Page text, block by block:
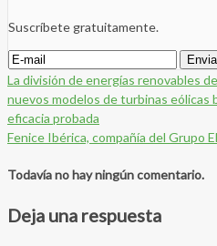
Suscríbete gratuitamente.
La división de energías renovables
nuevos modelos de turbinas eólicas
eficacia probada
Fenice Ibérica, compañía del Grupo
Todavía no hay ningún comentario.
Deja una respuesta